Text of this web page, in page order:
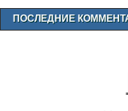
ПОСЛЕДНИЕ